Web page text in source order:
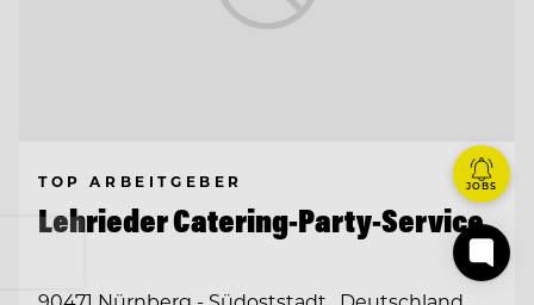
TOP ARBEITGEBER
Lehrieder Catering-Party-Service
JOBS